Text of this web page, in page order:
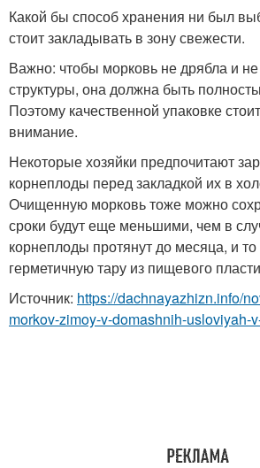
Какой бы способ хранения ни был
стоит закладывать в зону свежести.
Важно: чтобы морковь не дрябла и
структуры, она должна быть
Поэтому качественной упаковке
внимание.
Некоторые хозяйки предпочитают
корнеплоды перед закладкой их в
Очищенную морковь тоже можно
сроки будут еще меньшими, чем в
корнеплоды протянут до месяца, и
герметичную тару из пищевого
Источник: https://dachnayazhizn.info/
morkov-zimoy-v-domashnih-usloviyah-